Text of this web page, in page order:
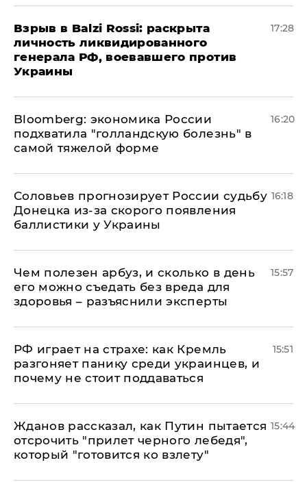
​Взрыв в Balzi Rossi: раскрыта
личность ликвидированного
генерала РФ, воевавшего против
Украины
17:28
Bloomberg: экономика России
подхватила "голландскую болезнь" в
самой тяжелой форме
16:20
Соловьев прогнозирует России судьбу
Донецка из-за скорого появления
баллистики у Украины
16:18
Чем полезен арбуз, и сколько в день
его можно съедать без вреда для
здоровья – разъяснили эксперты
15:57
РФ играет на страхе: как Кремль
разгоняет панику среди украинцев, и
почему не стоит поддаваться
15:51
Жданов рассказал, как Путин пытается
отсрочить "прилет черного лебедя",
который "готовится ко взлету"
15:44